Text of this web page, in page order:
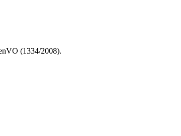
(1334/2008).